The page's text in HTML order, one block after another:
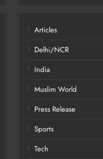
Articles
Delhi/NCR
India
Muslim World
Press Release
Sports
Tech